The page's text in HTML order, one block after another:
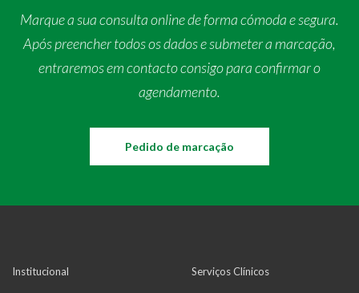
Marque a sua consulta online de forma cómoda e segura.
Após preencher todos os dados e submeter a marcação,
entraremos em contacto consigo para confirmar o
agendamento.
Pedido de marcação
Institucional Serviços Clínicos